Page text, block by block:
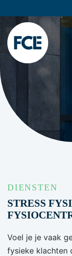
DIENSTEN
STRESS
Voel je je vaak
fysieke klachten